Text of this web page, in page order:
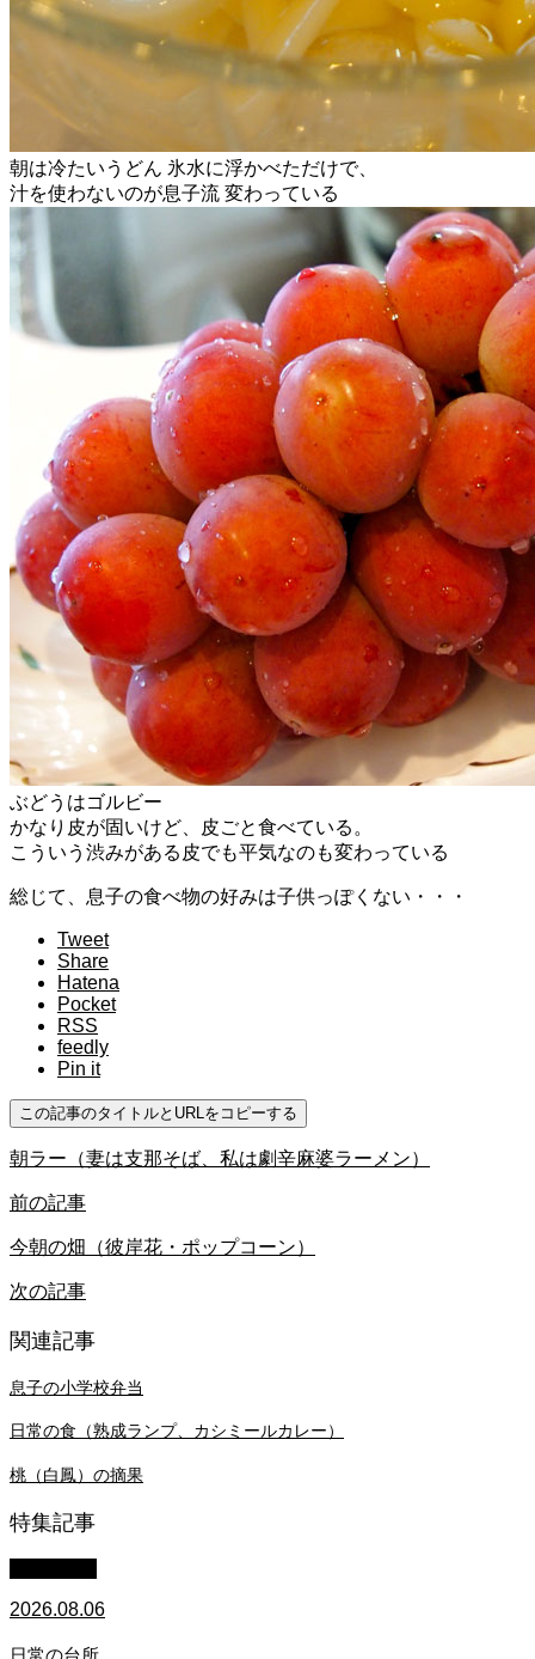
朝は冷たいうどん 氷水に浮かべただけで、
汁を使わないのが息子流 変わっている
ぶどうはゴルビー
かなり皮が固いけど、皮ごと食べている。
こういう渋みがある皮でも平気なのも変わっている
総じて、息子の食べ物の好みは子供っぽくない・・・
Tweet
Share
Hatena
Pocket
RSS
feedly
Pin it
この記事のタイトルとURLをコピーする
朝ラー（妻は支那そば、私は劇辛麻婆ラーメン）
前の記事
今朝の畑（彼岸花・ポップコーン）
次の記事
関連記事
息子の小学校弁当
日常の食（熟成ランプ、カシミールカレー）
桃（白鳳）の摘果
特集記事
2026.08.06